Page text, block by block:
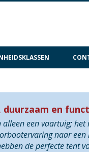
en
een vaartuig;
naar
de perfecte tent